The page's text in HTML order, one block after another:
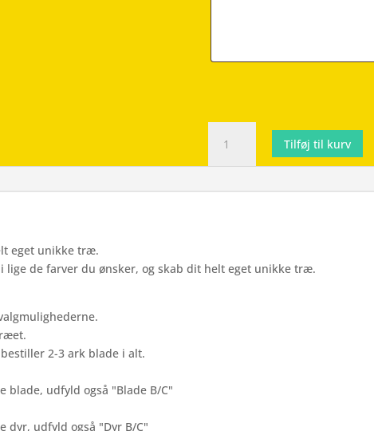
Selv
Træ
Tilføj til kurv
eget unikke træ.
de farver du ønsker, og skab dit helt eget unikke træ.
2-3 ark blade i alt.
udfyld også "Blade B/C"
dyr, udfyld også "Dyr B/C"